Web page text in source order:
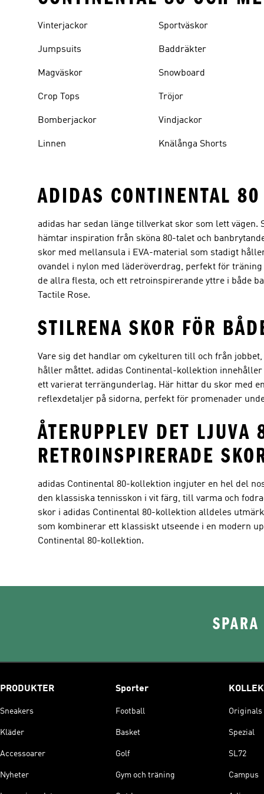
Vinterjackor
Jumpsuits
Magväskor
Crop Tops
Bomberjackor
Linnen
Sportväskor
Baddräkter
Snowboard
Tröjor
Vindjackor
Knälånga Shorts
ADIDAS CONTINENTAL
adidas har sedan länge tillverkat skor som lett
hämtar inspiration från sköna 80-talet och
skor med mellansula i EVA-material som stadigt
ovandel i nylon med läderöverdrag, perfekt för
de allra flesta, och ett retroinspirerande yttre i både
Tactile Rose.
STILRENA SKOR FÖR
Vare sig det handlar om cykelturen till och från
håller måttet. adidas Continental-kollektion
ett varierat terrängunderlag. Här hittar du skor med
reflexdetaljer på sidorna, perfekt för promenader
ÅTERUPPLEV DET LJUVA
RETROINSPIRERADE
adidas Continental 80-kollektion ingjuter en hel del
den klassiska tennisskon i vit färg, till varma och
skor i adidas Continental 80-kollektion alldeles
som kombinerar ett klassiskt utseende i en modern
Continental 80-kollektion.
PRODUKTER
Sneakers
Kläder
Accessoarer
Nyheter
Sporter
Football
Basket
Golf
Gym och träning
Originals
Spezial
SL72
Campus